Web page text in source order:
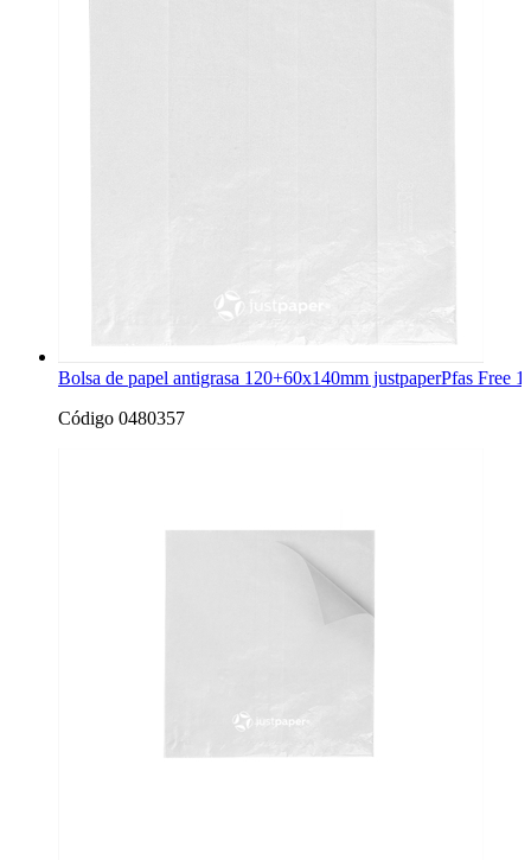
Bolsa de papel antigrasa 120+60x140mm justpaperPfas Free
Código 0480357